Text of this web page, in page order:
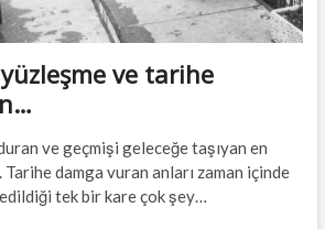
ve tarihe
ve geçmişi geleceğe taşıyan en
damga vuran anları zaman içinde
tek bir kare çok şey…